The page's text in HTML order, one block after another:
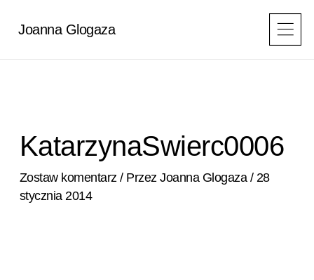
Joanna Glogaza
KatarzynaSwierc0006
Zostaw komentarz / PrzezJoanna Glogaza / 28
stycznia 2014